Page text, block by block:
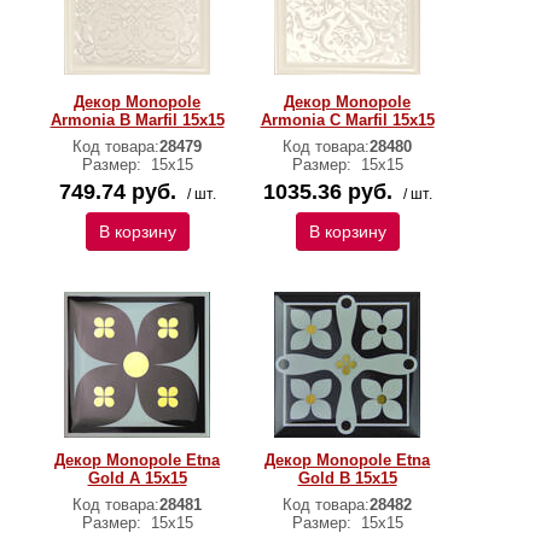
Декор Monopole
Armonia B Marfil 15х15
Код товара:28479
Размер:
15х15
749.74 руб. / шт.
В корзину
Декор Monopole
Armonia C Marfil 15х15
Код товара:28480
Размер:
15х15
1035.36 руб. / шт.
В корзину
Декор Monopole Etna
Gold A 15х15
Код товара:28481
Размер:
15х15
Декор Monopole Etna
Gold B 15х15
Код товара:28482
Размер:
15х15